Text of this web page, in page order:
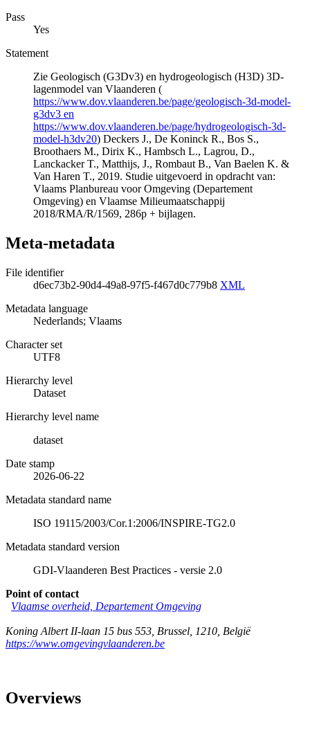
Pass
Yes
Statement
Zie Geologisch (G3Dv3) en hydrogeologisch (H3D) 3D-
lagenmodel van Vlaanderen (
https://www.dov.vlaanderen.be/page/geologisch-3d-model-
g3dv3 en
https://www.dov.vlaanderen.be/page/hydrogeologisch-3d-
model-h3dv20) Deckers J., De Koninck R., Bos S.,
Broothaers M., Dirix K., Hambsch L., Lagrou, D.,
Lanckacker T., Matthijs, J., Rombaut B., Van Baelen K. &
Van Haren T., 2019. Studie uitgevoerd in opdracht van:
Vlaams Planbureau voor Omgeving (Departement
Omgeving) en Vlaamse Milieumaatschappij
2018/RMA/R/1569, 286p + bijlagen.
Meta-metadata
File identifier
d6ec73b2-90d4-49a8-97f5-f467d0c779b8 XML
Metadata language
Nederlands; Vlaams
Character set
UTF8
Hierarchy level
Dataset
Hierarchy level name
dataset
Date stamp
2026-06-22
Metadata standard name
ISO 19115/2003/Cor.1:2006/INSPIRE-TG2.0
Metadata standard version
GDI-Vlaanderen Best Practices - versie 2.0
Point of contact
Vlaamse overheid, Departement Omgeving
Koning Albert II-laan 15 bus 553 Brussel 1210 België
https://www.omgevingvlaanderen.be
Overviews